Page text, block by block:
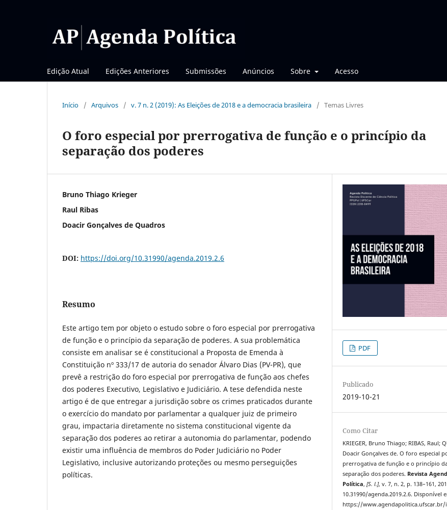
Edição Atual Edições Anteriores Submissões Anúncios Sobre Acesso
Início / Arquivos / v. 7 n. 2 (2019): As Eleições de 2018 e a democracia brasileira / Temas Livres
O foro especial por prerrogativa de função e o princípio da
separação dos poderes
Bruno Thiago Krieger
Raul Ribas
Doacir Gonçalves de Quadros
DOI: https://doi.org/10.31990/agenda.2019.2.6
Resumo
Este artigo tem por objeto o estudo sobre o foro especial por prerrogativa
de função e o princípio da separação de poderes. A sua problemática
consiste em analisar se é constitucional a Proposta de Emenda à
Constituição nº 333/17 de autoria do senador Álvaro Dias (PV-PR), que
prevê a restrição do foro especial por prerrogativa de função aos chefes
dos poderes Executivo, Legislativo e Judiciário. A tese defendida neste
artigo é de que entregar a jurisdição sobre os crimes praticados durante
o exercício do mandato por parlamentar a qualquer juiz de primeiro
grau, impactaria diretamente no sistema constitucional vigente da
separação dos poderes ao retirar a autonomia do parlamentar, podendo
existir uma influência de membros do Poder Judiciário no Poder
Legislativo, inclusive autorizando proteções ou mesmo perseguições
políticas.
PDF
Publicado
2019-10-21
Como Citar
KRIEGER, Bruno Thiago; RIBAS, Raul;
Doacir Gonçalves de. O foro especial
prerrogativa de função e o princípio
separação dos poderes. Revista
Política,[S. l.], v. 7, n. 2, p. 138–161,
10.31990/agenda.2019.2.6. Disponível
https://www.agendapolitica.ufscar.br/